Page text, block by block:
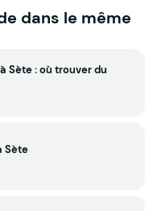
dans le même
Sète : où trouver du
Sète